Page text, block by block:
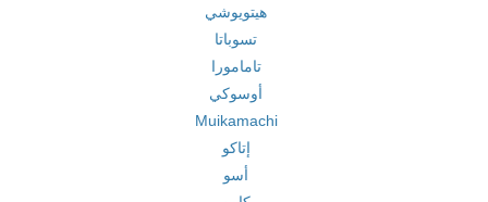
هيتويوشي
تسوباتا
تامامورا
أوسوكي
Muikamachi
إتاكو
أسو